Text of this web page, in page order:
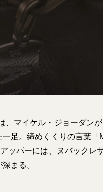
、マイケル・ジョーダン
足。締めくくりの言葉「
ッパーには、ヌバックレ
まる。